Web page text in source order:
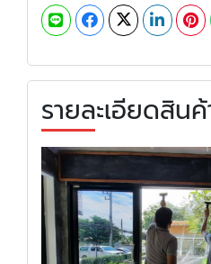
รายละเอียดสินค้